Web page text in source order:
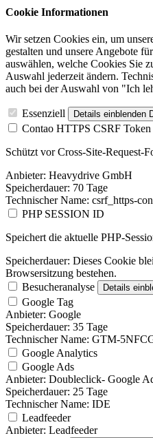
Cookie Informationen
Wir setzen Cookies ein, um
gestalten und unsere Angebote
auswählen, welche Cookies Sie
Auswahl jederzeit ändern.
auch bei der Auswahl von "Ich
Essenziell Details einblenden
Contao HTTPS CSRF Token
Schützt vor Cross-Site-Request-
Anbieter: Heavydrive GmbH
Speicherdauer: 70 Tage
Technischer Name: csrf_https-
PHP SESSION ID
Speichert die aktuelle PHP-
Speicherdauer: Dieses Cookie
Browsersitzung bestehen.
Besucheranalyse
Details
Google Tag
Anbieter: Google
Speicherdauer: 35 Tage
Technischer Name: GTM-
Google Analytics
Google Ads
Anbieter: Doubleclick- Google
Speicherdauer: 25 Tage
Technischer Name: IDE
Leadfeeder
Anbieter: Leadfeeder